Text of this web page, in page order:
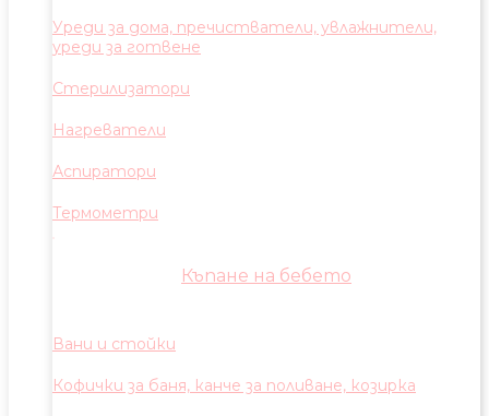
Уреди за дома, пречистватели, увлажнители,
уреди за готвене
Стерилизатори
Нагреватели
Аспиратори
Термометри
Къпане на бебето
Вани и стойки
Кофички за баня, канче за поливане, козирка